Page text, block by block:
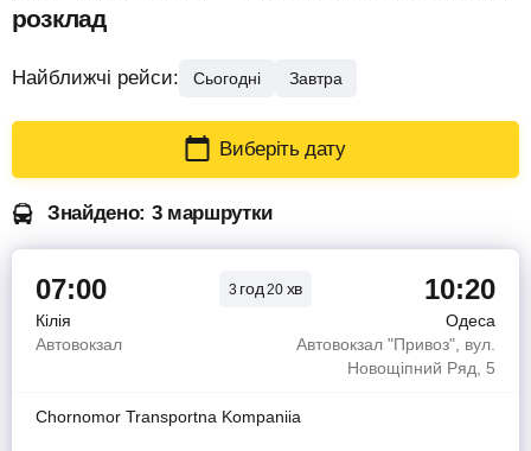
розклад
Найближчі рейси: Сьогодні Завтра
Виберіть дату
Знайдено: 3 маршрутки
07:00 3 год20 хв 10:20
Кілія
Одеса
Автовокзал
Автовокзал "Привоз", вул.
Новощіпний Ряд, 5
Chornomor Transportna Kompaniia